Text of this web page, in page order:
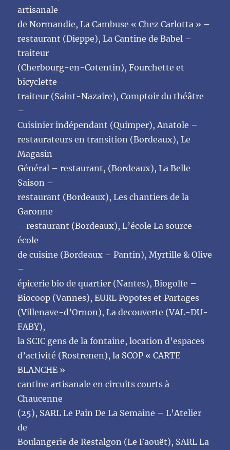
artisanale
de Normandie, La Cambuse « Chez Carlotta » –
restaurant (Dieppe), La Cantine de Babel –
traiteur
(Cherbourg-en-Cotentin), Fourchette et
bicyclette –
traiteur (Saint-Nazaire), Comptoir du théâtre
–
Cuisinier indépendant (Quimper), Anatole –
restaurateurs en transition (Bordeaux), Le
Magasin
Général – restaurant, (Bordeaux), La Belle
Saison –
restaurant (Bordeaux), Les chantiers de la
Garonne
– restaurant (Bordeaux), L’école La source –
école
de cuisine (Bordeaux – Pantin), Myrtille & Olive
–
épicerie bio de quartier (Nantes), Biogolfe –
Biocoop (Vannes), EURL Popotes et Partages
(Villenave-d’Ornon), La decouverte (VAL-DU-
FABY),
la SCIC gens de la fontaine, location d’espaces
d’activité (Rostrenen), la SCOP « CARTE
BLANCHE »
cantine artisanale en circuits courts à
Chaucenne
(25), SARL Le Pain De La Semaine – L’Atelier
de
Boulangerie de Restalgon (Le Faouët), SARL La